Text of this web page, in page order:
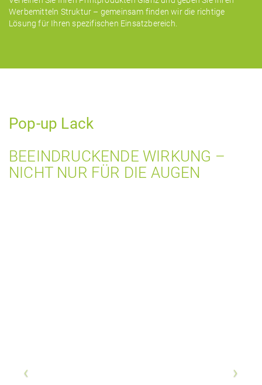
Werbemitteln Struktur – gemeinsam finden wir die richtige
Lösung für Ihren spezifischen Einsatzbereich.
Pop-up Lack
BEEINDRUCKENDE WIRKUNG –
NICHT NUR FÜR DIE AUGEN